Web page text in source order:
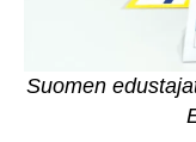
Suomen